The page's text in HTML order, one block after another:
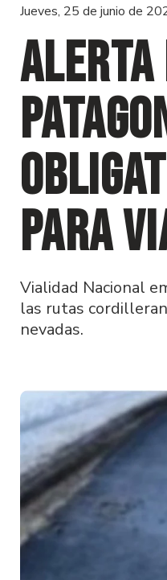
Jueves, 25 de junio de
Alerta
para
Vialidad Nacional
las rutas
nevadas.